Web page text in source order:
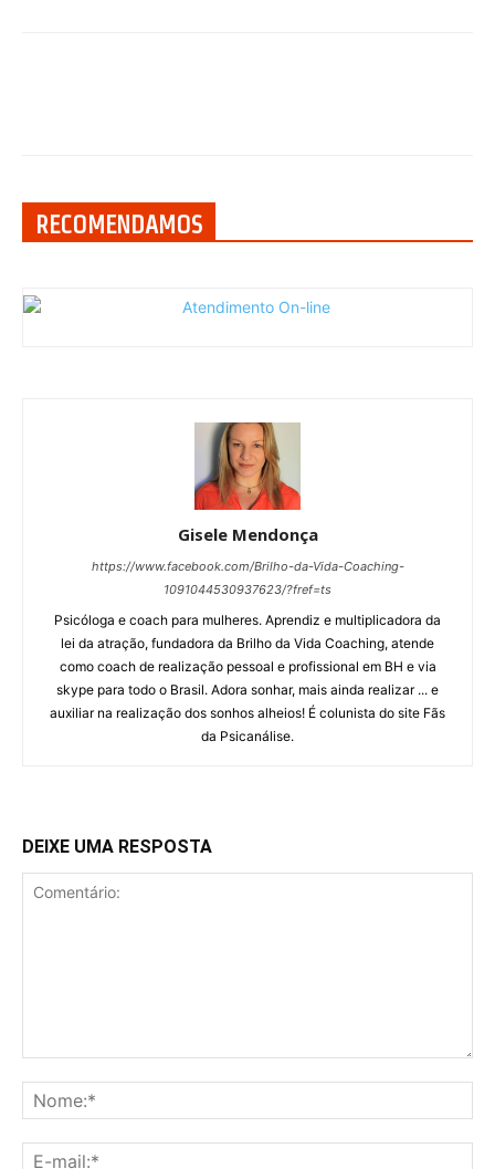
RECOMENDAMOS
Gisele Mendonça
https://www.facebook.com/Brilho-da-Vida-Coaching-
1091044530937623/?fref=ts
Psicóloga e coach para mulheres. Aprendiz e multiplicadora da
lei da atração, fundadora da Brilho da Vida Coaching, atende
como coach de realização pessoal e profissional em BH e via
skype para todo o Brasil. Adora sonhar, mais ainda realizar ... e
auxiliar na realização dos sonhos alheios! É colunista do site Fãs
da Psicanálise.
DEIXE UMA RESPOSTA